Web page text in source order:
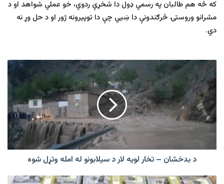
که څه هم طالبان په رسمي ډول دا شخړې ردوي، خو عملي شواهد او د
مشرانو وروستۍ څرګندونې دا ښيي چې دا توپیرونه ژور او د حل وړ نه
دي.
د
بدخشان
–
تخار
لویه
لار
له
شوه
د بدخشان – تخار لویه لار د سیلابونو له امله وتړل شوه
افغانستان